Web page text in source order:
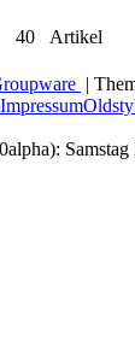
40 Artikel
|
Impressum